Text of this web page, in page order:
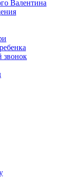
Валентина
звонок